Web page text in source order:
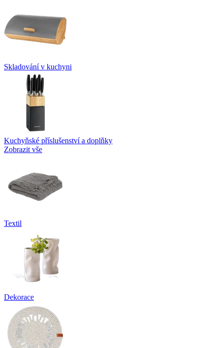
Skladování v kuchyni
Kuchyňské příslušenství a doplňky
Zobrazit vše
Textil
Dekorace